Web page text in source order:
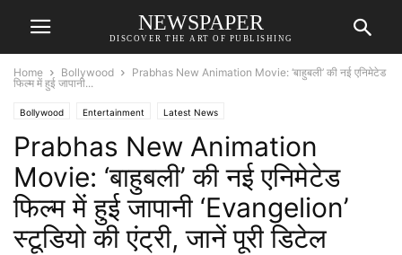
NEWSPAPER
DISCOVER THE ART OF PUBLISHING
Home Bollywood
Prabhas New Animation Movie: ‘बाहुबली’ की नई एनिमेटेड
फिल्म में हुई जापानी...
Bollywood Entertainment Latest News
Prabhas New Animation
Movie: ‘बाहुबली’ की नई एनिमेटेड
फिल्म में हुई जापानी ‘Evangelion’
स्टूडियो की एंट्री, जानें पूरी डिटेल